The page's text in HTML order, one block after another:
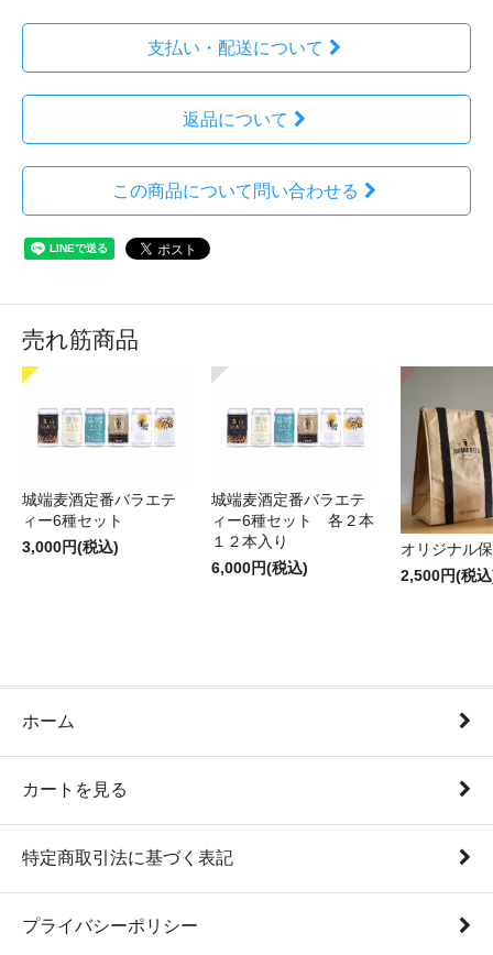
支払い・配送について
返品について
この商品について問い合わせる
売れ筋商品
城端麦酒定番バラエテ
ィー6種セット
3,000円(税込)
城端麦酒定番バラエテ
ィー6種セット 各２本
１２本入り
6,000円(税込)
オリジナル
2,500円(税
ホーム
カートを見る
特定商取引法に基づく表記
プライバシーポリシー